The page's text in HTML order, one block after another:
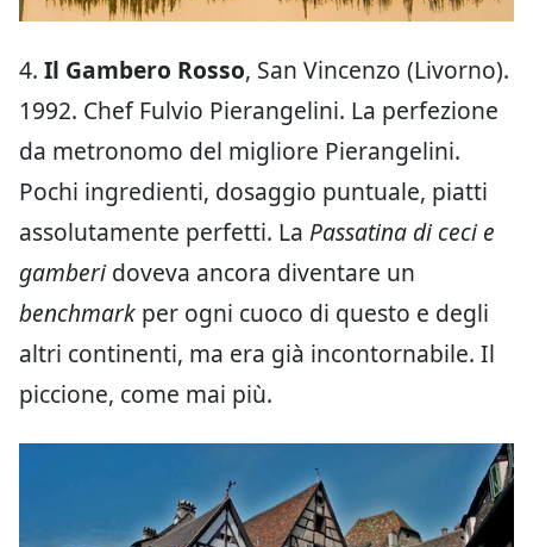
4. Il Gambero Rosso, San Vincenzo (Livorno).
1992. Chef Fulvio Pierangelini. La perfezione
da metronomo del migliore Pierangelini.
Pochi ingredienti, dosaggio puntuale, piatti
assolutamente perfetti. La Passatina di ceci e
gamberi doveva ancora diventare un
benchmark per ogni cuoco di questo e degli
altri continenti, ma era già incontornabile. Il
piccione, come mai più.